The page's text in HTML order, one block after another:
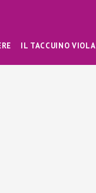
IL TACCUINO VIOLA